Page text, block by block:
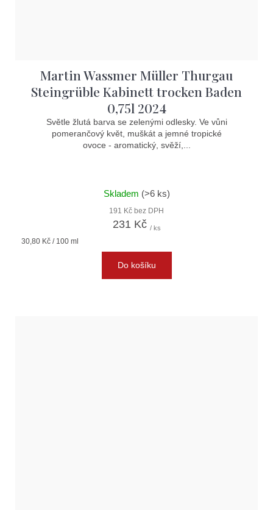
Martin Wassmer Müller Thurgau
Steingrüble Kabinett trocken Baden
0,75l 2024
Světle žlutá barva se zelenými odlesky. Ve vůni
pomerančový květ, muškát a jemné tropické
ovoce - aromatický, svěží,...
Skladem (>6 ks)
191 Kč bez DPH
231 Kč / ks
Měrná
30,80 Kč / 100 ml
Do košíku